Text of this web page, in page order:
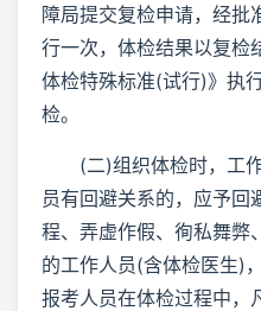
障局提交复检申请，经批
行一次，体检结果以复检
体检特殊标准(试行)》执
检。
(二)组织体检时，工作
员有回避关系的，应予回
程、弄虚作假、徇私舞弊
的工作人员(含体检医生)
报考人员在体检过程中，